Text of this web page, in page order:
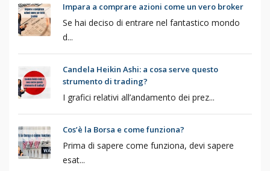
Impara a comprare azioni come un vero broker
Se hai deciso di entrare nel fantastico mondo
d...
Candela Heikin Ashi: a cosa serve questo
strumento di trading?
I grafici relativi all’andamento dei prez...
Cos’è la Borsa e come funziona?
Prima di sapere come funziona, devi sapere
esat...